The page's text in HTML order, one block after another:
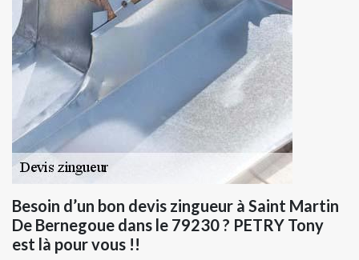
Besoin d’un bon devis zingueur à Saint Martin
De Bernegoue dans le 79230 ? PETRY Tony
est là pour vous !!